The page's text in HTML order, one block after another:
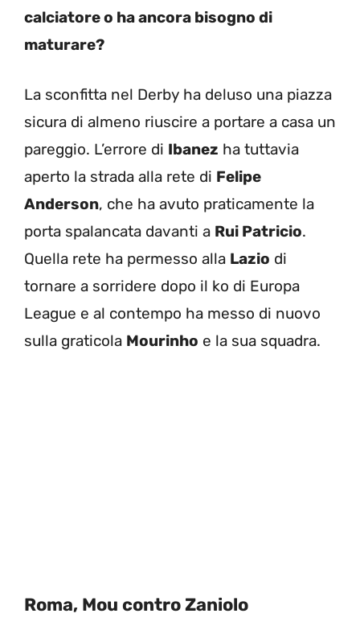
calciatore o ha ancora bisogno di
maturare?
La sconfitta nel Derby ha deluso una piazza
sicura di almeno riuscire a portare a casa un
pareggio. L’errore di Ibanez ha tuttavia
aperto la strada alla rete di Felipe
Anderson, che ha avuto praticamente la
porta spalancata davanti a Rui Patricio.
Quella rete ha permesso alla Lazio di
tornare a sorridere dopo il ko di Europa
League e al contempo ha messo di nuovo
sulla graticola Mourinho e la sua squadra.
Roma, Mou contro Zaniolo